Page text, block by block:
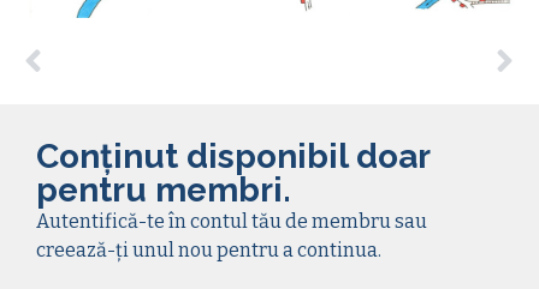
Conținut disponibil doar
pentru membri.
Autentifică-te în contul tău de membru sau
creează-ți unul nou pentru a continua.